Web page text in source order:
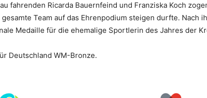
fahrenden Ricarda Bauernfeind und Franziska Koch
Team auf das Ehrenpodium steigen durfte. Nach
Medaille für die ehemalige Sportlerin des Jahres der
Deutschland WM-Bronze.